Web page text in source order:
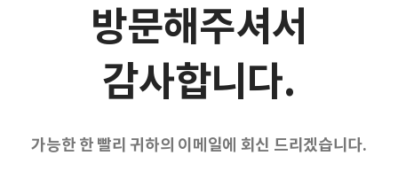
방문해주셔서
감사합니다.
가능한 한 빨리 귀하의 이메일에 회신 드리겠습니다.